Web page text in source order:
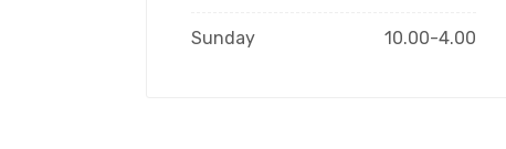
Sunday 10.00-4.00